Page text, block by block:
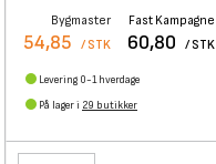
Bygmaster
54,85 / STK
Fast Kampagne
60,80 / STK
Levering 0-1 hverdage
På lager i 29 butikker